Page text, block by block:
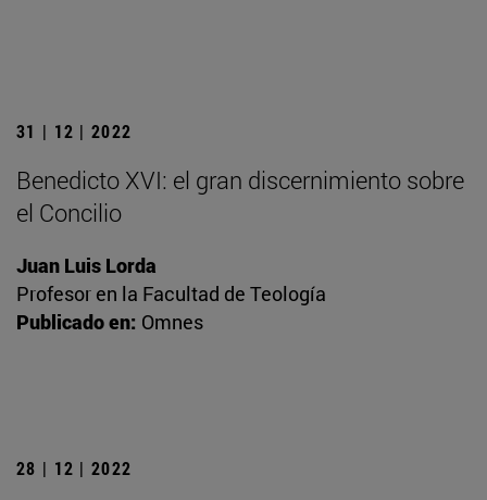
31 | 12 | 2022
Benedicto XVI: el gran discernimiento sobre
el Concilio
Juan Luis Lorda
Profesor en la Facultad de Teología
Publicado en: Omnes
28 | 12 | 2022